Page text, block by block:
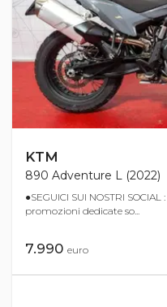
KTM
890 Adventure L (2022)
●SEGUICI SUI NOSTRI
promozioni dedicate so...
7.990 euro